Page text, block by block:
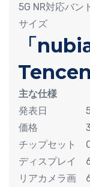
5G NR対応バン
サイズ
「
主な仕様
発表日
価格
チップセット
ディスプレイ
リアカメラ画